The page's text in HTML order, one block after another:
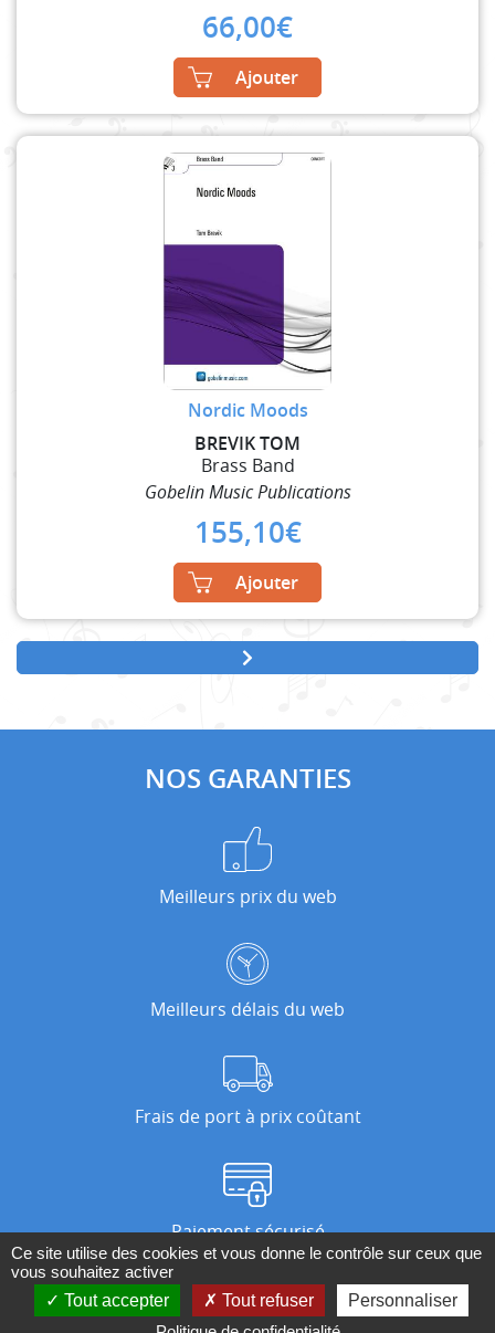
66,00€
Ajouter
Nordic Moods
BREVIK TOM
Brass Band
Gobelin Music Publications
155,10€
Ajouter
NOS GARANTIES
Meilleurs prix du web
Meilleurs délais du web
Frais de port à prix coûtant
Paiement sécurisé
Nos magasins
Ce site utilise des cookies et vous donne le contrôle sur ceux que
vous souhaitez activer
Tout accepter
Tout refuser
Personnaliser